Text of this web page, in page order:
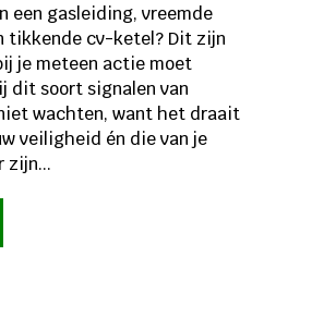
een gasleiding, vreemde
tikkende cv-ketel? Dit zijn
je meteen actie moet
dit soort signalen van
wachten, want het draait
veiligheid én die van je
zijn...